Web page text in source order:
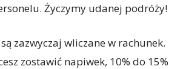
Życzymy udanej podróży!
zazwyczaj wliczane w rachunek.
zostawić napiwek, 10% do 15%